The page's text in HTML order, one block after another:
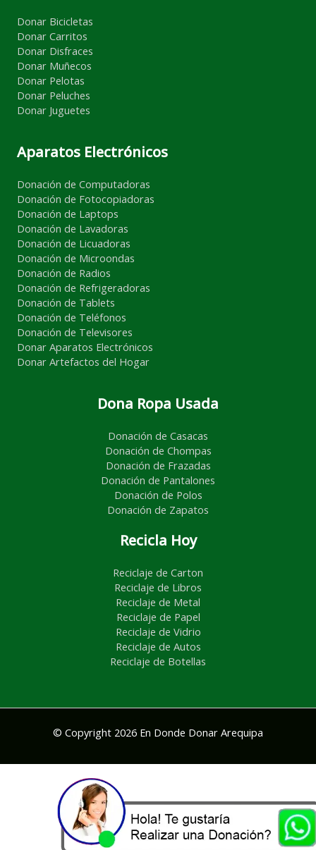
Donar Bicicletas
Donar Carritos
Donar Disfraces
Donar Muñecos
Donar Pelotas
Donar Peluches
Donar Juguetes
Aparatos Electrónicos
Donación de Computadoras
Donación de Fotocopiadoras
Donación de Laptops
Donación de Lavadoras
Donación de Licuadoras
Donación de Microondas
Donación de Radios
Donación de Refrigeradoras
Donación de Tablets
Donación de Teléfonos
Donación de Televisores
Donar Aparatos Electrónicos
Donar Artefactos del Hogar
Dona Ropa Usada
Donación de Casacas
Donación de Chompas
Donación de Frazadas
Donación de Pantalones
Donación de Polos
Donación de Zapatos
Recicla Hoy
Reciclaje de Carton
Reciclaje de Libros
Reciclaje de Metal
Reciclaje de Papel
Reciclaje de Vidrio
Reciclaje de Autos
Reciclaje de Botellas
© Copyright 2026 En Donde Donar Arequipa